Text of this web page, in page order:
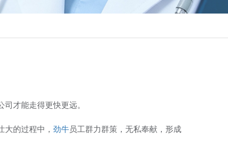
才能走得更快更远。
的过程中， 劲牛员工群力群策，无私奉献，形成